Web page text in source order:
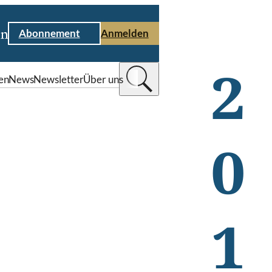
Abonnement Anmelden
NewsNewsletterÜber uns
2
0